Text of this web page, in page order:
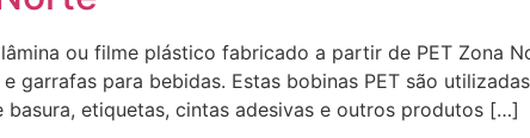
lâmina ou filme plástico fabricado a partir de PET Zona
garrafas para bebidas. Estas bobinas PET são
etiquetas, cintas adesivas e outros produtos […]